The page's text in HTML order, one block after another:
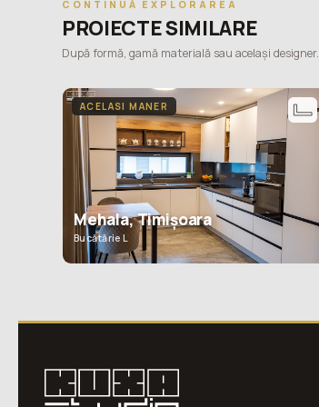
CONTINUĂ EXPLORAREA
PROIECTE SIMILARE
După formă, gamă materială sau același designer.
ACELASI MANER
Mehala, Timișoara
Bucătărie L